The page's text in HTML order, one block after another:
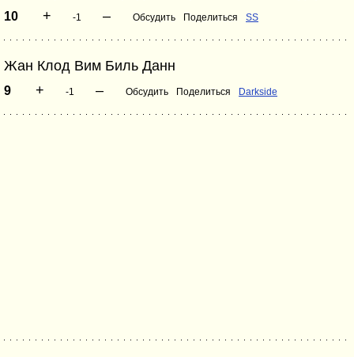
10 + -1 – Обсудить Поделиться SS
Жан Клод Вим Биль Данн
9 + -1 – Обсудить Поделиться Darkside